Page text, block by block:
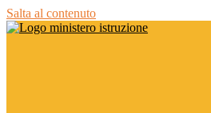
Salta al contenuto